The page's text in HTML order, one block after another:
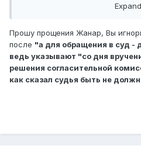
со дня вручения копии акта
комиссию,а для обращения
вручения копии решения
обращении по
неисполнении ее решения
Expand
Прошу прощения Жанар, Вы
после "а для обращения в суд
ведь указывают "со дня
решения согласительной
как сказал судья быть не